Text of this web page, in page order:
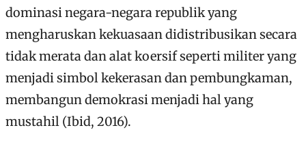
dominasi negara-negara republik yang
mengharuskan kekuasaan didistribusikan secara
tidak merata dan alat koersif seperti militer yang
menjadi simbol kekerasan dan pembungkaman,
membangun demokrasi menjadi hal yang
mustahil (Ibid, 2016).